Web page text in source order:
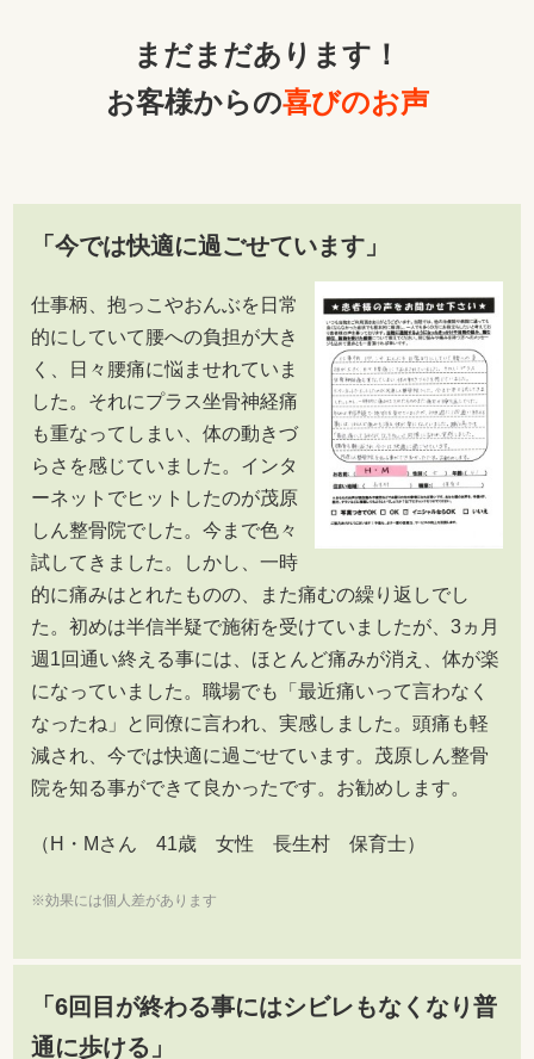
まだまだあります！
お客様からの喜びのお声
「今では快適に過ごせています」
仕事柄、抱っこやおんぶを日常
的にしていて腰への負担が大き
く、日々腰痛に悩ませれていま
した。それにプラス坐骨神経痛
も重なってしまい、体の動きづ
らさを感じていました。インタ
ーネットでヒットしたのが茂原
しん整骨院でした。今まで色々
試してきました。しかし、一時
的に痛みはとれたものの、また痛むの繰り返しでし
た。初めは半信半疑で施術を受けていましたが、3ヵ月
週1回通い終える事には、ほとんど痛みが消え、体が楽
になっていました。職場でも「最近痛いって言わなく
なったね」と同僚に言われ、実感しました。頭痛も軽
減され、今では快適に過ごせています。茂原しん整骨
院を知る事ができて良かったです。お勧めします。
（H・Mさん 41歳 女性 長生村 保育士）
※効果には個人差があります
「6回目が終わる事にはシビレもなくなり普
通に歩ける」